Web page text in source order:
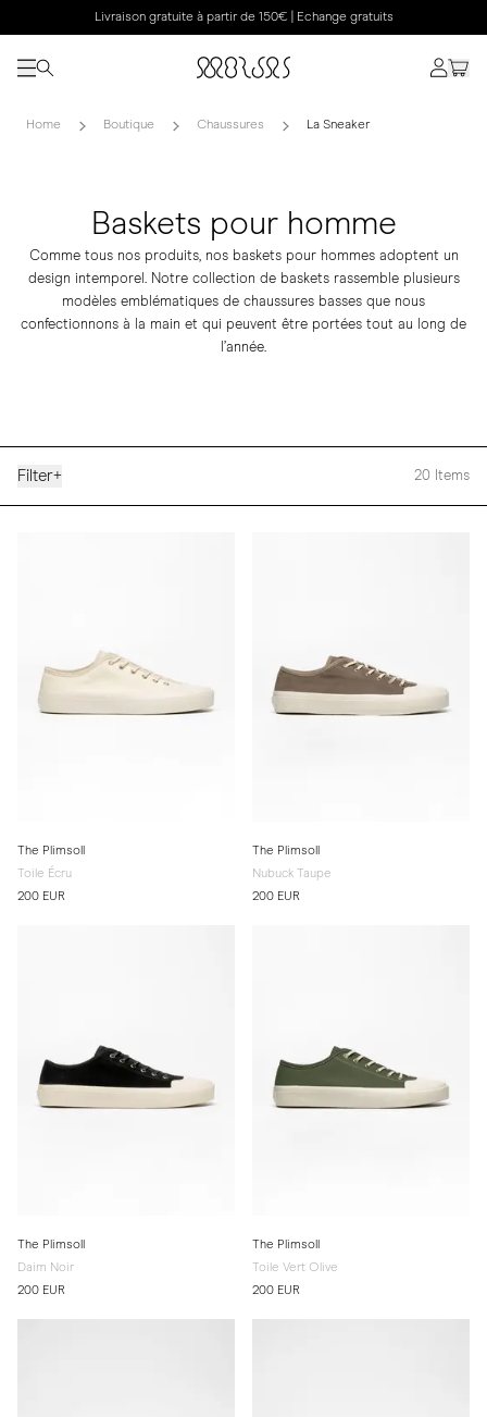
Livraison gratuite à partir de 150€ | Echange gratuits
Home Boutique Chaussures La Sneaker
Baskets pour homme
Comme tous nos produits, nos baskets pour hommes adoptent un
design intemporel. Notre collection de baskets rassemble plusieurs
modèles emblématiques de chaussures basses que nous
confectionnons à la main et qui peuvent être portées tout au long de
l’année.
Filter+ 20 Items
The Plimsoll
Toile Écru
200 EUR
The Plimsoll
Nubuck Taupe
200 EUR
The Plimsoll
Daim Noir
200 EUR
The Plimsoll
Toile Vert Olive
200 EUR